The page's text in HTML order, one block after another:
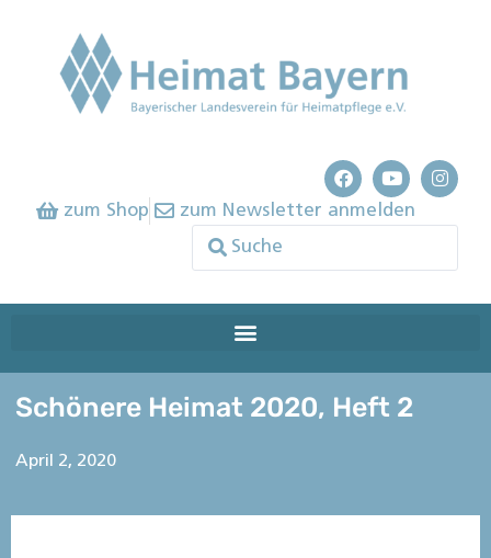
zum Shop zum Newsletter anmelden
Schönere Heimat 2020, Heft 2
April 2, 2020